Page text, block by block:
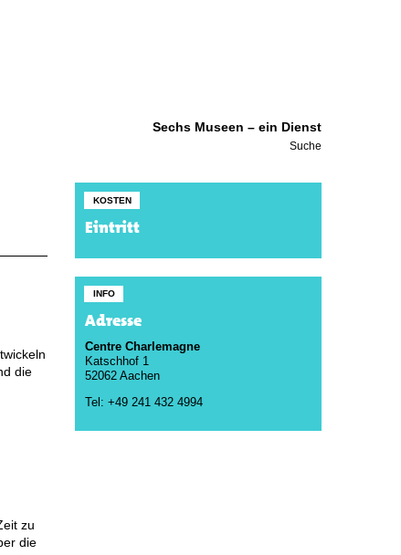
Sechs Museen – ein Dienst
Suche
die
zu
die
KOSTEN
Eintritt
INFO
Adresse
Centre Charlemagne
Katschhof 1
52062 Aachen
Tel: +49 241 432 4994